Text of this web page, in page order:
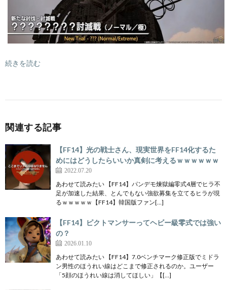
続きを読む
関連する記事
【FF14】光の戦士さん、現実世界をFF14化するた
めにはどうしたらいいか真剣に考えるｗｗｗｗｗｗ
2022.07.20
あわせて読みたい 【FF14】パンデモ煉獄編零式4層でヒラ不
足が加速した結果、とんでもない強欲募集を立てるヒラが現
るｗｗｗｗｗ【FF14】韓国版ファン[…]
【FF14】ピクトマンサーってヘビー級零式では強い
の？
2026.01.10
あわせて読みたい 【FF14】7.0ベンチマーク修正版でミドラ
ン男性のほうれい線はどこまで修正されるのか。ユーザー
「5顔のほうれい線は消してほしい」【[…]